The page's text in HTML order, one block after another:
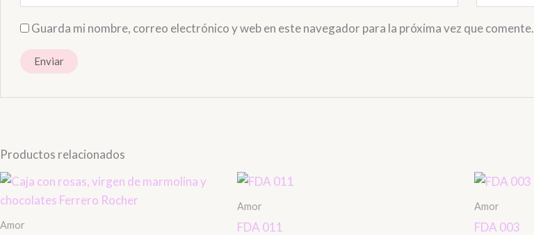
Guarda mi nombre, correo electrónico y web en este navegador para la próxima vez que comente.
Productos relacionados
Amor
Amor
FDA 011
Amor
FDA 003